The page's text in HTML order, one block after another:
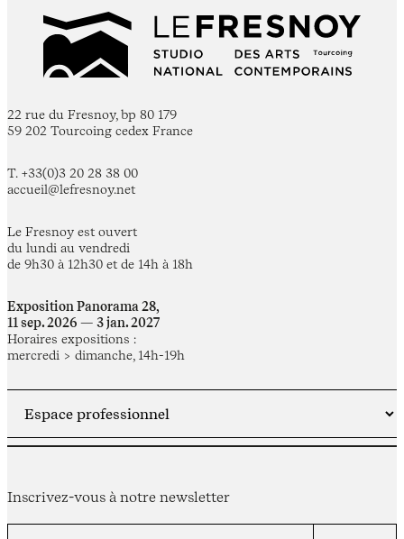
22 rue du Fresnoy, bp 80 179
59 202 Tourcoing cedex France
T. +33(0)3 20 28 38 00
accueil@lefresnoy.net
Le Fresnoy est ouvert
du lundi au vendredi
de 9h30 à 12h30 et de 14h à 18h
Exposition Panorama 28,
11 sep. 2026 — 3 jan. 2027
Horaires expositions :
mercredi > dimanche, 14h-19h
Inscrivez-vous à notre newsletter